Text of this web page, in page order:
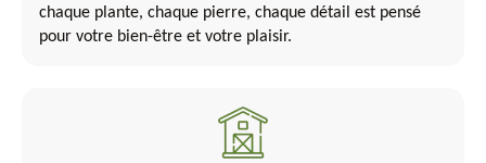
chaque plante, chaque pierre, chaque détail est pensé
pour votre bien-être et votre plaisir.